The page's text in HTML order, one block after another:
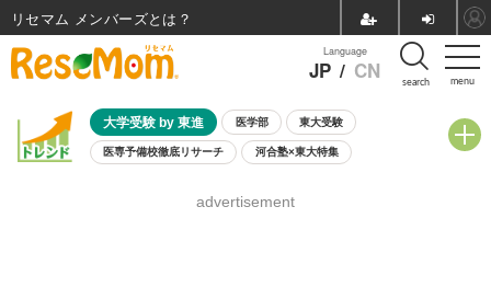
menu
Language
JP / CN search
大学受験 by 東進 医学部 東大受験
医専予備校徹底リサーチ 河合塾×東大特集
8月開催学校説明会・相談会
advertisement
リセマム メンバーズ